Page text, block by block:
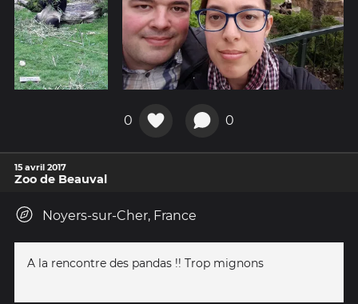
0 0
15 avril 2017
Zoo de Beauval
Noyers-sur-Cher, France
A la rencontre des pandas !! Trop mignons